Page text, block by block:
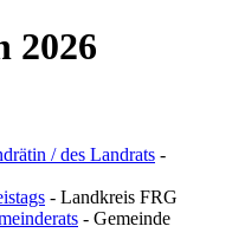
2026
/ des Landrats -
- Landkreis FRG
- Gemeinde